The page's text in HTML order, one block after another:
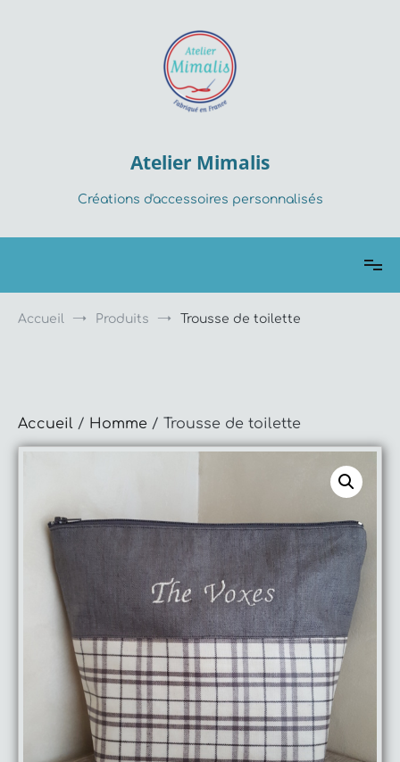
Atelier Mimalis
Créations d'accessoires personnalisés
Accueil Produits Trousse de toilette
Accueil / Homme / Trousse de toilette